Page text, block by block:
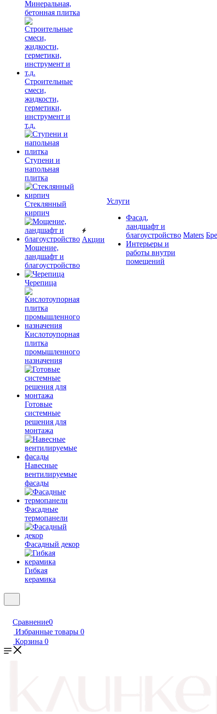
Минеральная,
бетонная плитка
Строительные
смеси,
жидкости,
герметики,
инструмент и
т.д.
Ступени и
напольная
плитка
Cтеклянный
кирпич
Мощение,
ландшафт и
благоустройство
Черепица
Кислотоупорная
плитка
промышленного
назначения
Готовые
системные
решения для
монтажа
Навесные
вентилируемые
фасады
Фасадные
термопанели
Фасадный декор
Гибкая
керамика
Акции
Услуги
Фасад,
ландшафт и
благоустройство
Интерьеры и
работы внутри
помещений
Maters
Сравнение0
Избранные товары 0
Корзина 0